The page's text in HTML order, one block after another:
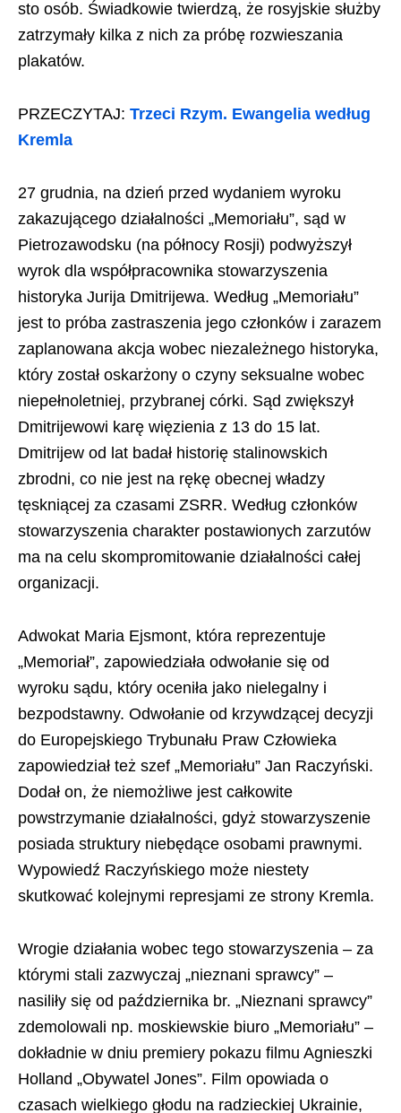
sto osób. Świadkowie twierdzą, że rosyjskie służby
zatrzymały kilka z nich za próbę rozwieszania
plakatów.
PRZECZYTAJ: Trzeci Rzym. Ewangelia według
Kremla
27 grudnia, na dzień przed wydaniem wyroku
zakazującego działalności „Memoriału”, sąd w
Pietrozawodsku (na północy Rosji) podwyższył
wyrok dla współpracownika stowarzyszenia
historyka Jurija Dmitrijewa. Według „Memoriału”
jest to próba zastraszenia jego członków i zarazem
zaplanowana akcja wobec niezależnego historyka,
który został oskarżony o czyny seksualne wobec
niepełnoletniej, przybranej córki. Sąd zwiększył
Dmitrijewowi karę więzienia z 13 do 15 lat.
Dmitrijew od lat badał historię stalinowskich
zbrodni, co nie jest na rękę obecnej władzy
tęskniącej za czasami ZSRR. Według członków
stowarzyszenia charakter postawionych zarzutów
ma na celu skompromitowanie działalności całej
organizacji.
Adwokat Maria Ejsmont, która reprezentuje
„Memoriał”, zapowiedziała odwołanie się od
wyroku sądu, który oceniła jako nielegalny i
bezpodstawny. Odwołanie od krzywdzącej decyzji
do Europejskiego Trybunału Praw Człowieka
zapowiedział też szef „Memoriału” Jan Raczyński.
Dodał on, że niemożliwe jest całkowite
powstrzymanie działalności, gdyż stowarzyszenie
posiada struktury niebędące osobami prawnymi.
Wypowiedź Raczyńskiego może niestety
skutkować kolejnymi represjami ze strony Kremla.
Wrogie działania wobec tego stowarzyszenia – za
którymi stali zazwyczaj „nieznani sprawcy” –
nasiliły się od października br. „Nieznani sprawcy”
zdemolowali np. moskiewskie biuro „Memoriału” –
dokładnie w dniu premiery pokazu filmu Agnieszki
Holland „Obywatel Jones”. Film opowiada o
czasach wielkiego głodu na radzieckiej Ukrainie,